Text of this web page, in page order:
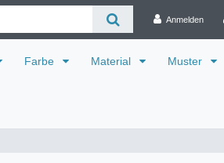
Anmelden
Farbe Material Muster